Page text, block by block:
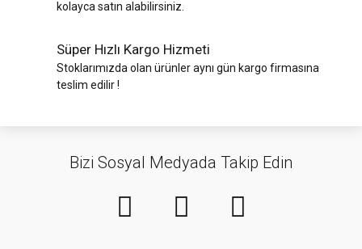
kolayca satın alabilirsiniz.
Süper Hızlı Kargo Hizmeti
Stoklarımızda olan ürünler aynı gün kargo firmasına
teslim edilir !
Bizi Sosyal Medyada Takip Edin